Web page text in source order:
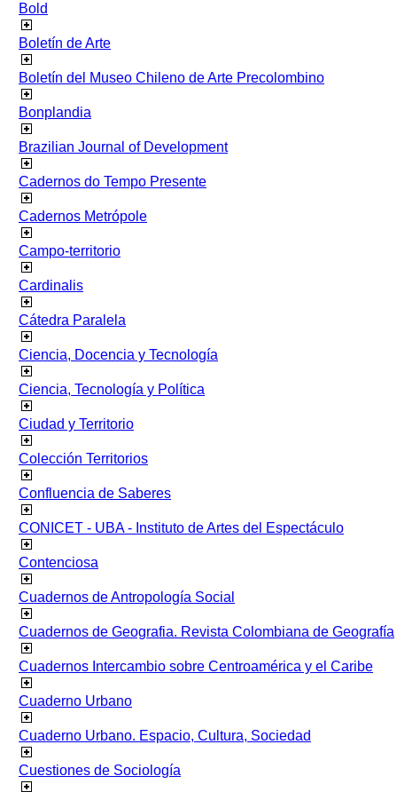
Bold
Boletín de Arte
Boletín del Museo Chileno de Arte Precolombino
Bonplandia
Brazilian Journal of Development
Cadernos do Tempo Presente
Cadernos Metrópole
Campo-territorio
Cardinalis
Cátedra Paralela
Ciencia, Docencia y Tecnología
Ciencia, Tecnología y Política
Ciudad y Territorio
Colección Territorios
Confluencia de Saberes
CONICET - UBA - Instituto de Artes del Espectáculo
Contenciosa
Cuadernos de Antropología Social
Cuadernos de Geografia. Revista Colombiana de Geografía
Cuadernos Intercambio sobre Centroamérica y el Caribe
Cuaderno Urbano
Cuaderno Urbano. Espacio, Cultura, Sociedad
Cuestiones de Sociología